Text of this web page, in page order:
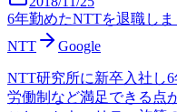
6年勤めたNTTを退職しま
NTT
Google
NTT研究所に新卒入社し
労働制など満足できる点